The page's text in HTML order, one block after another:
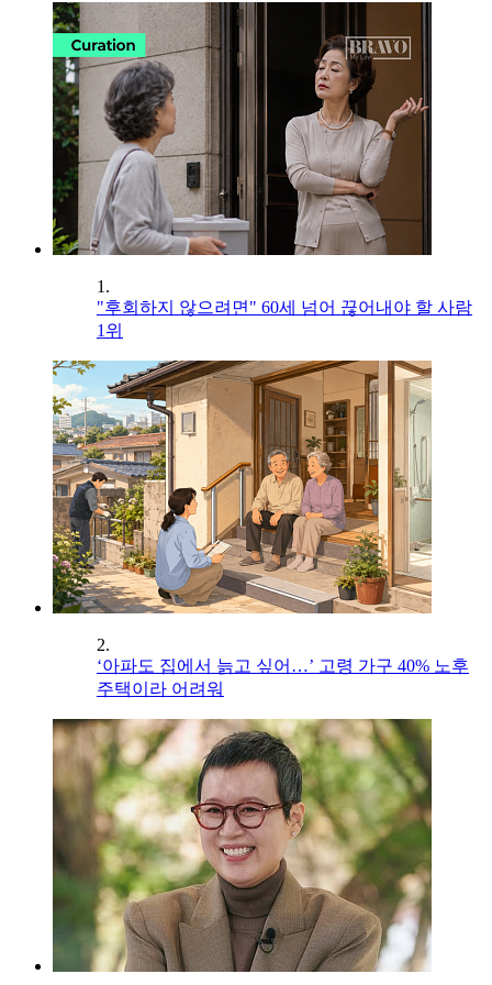
1.
"후회하지 않으려면" 60세 넘어 끊어내야 할 사람
1위
2.
‘아파도 집에서 늙고 싶어…’ 고령 가구 40% 노후
주택이라 어려워